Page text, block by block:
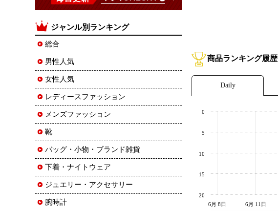
商品ランキング履歴
Daily
6月 8日 6月 11日
0
5
10
15
20
ジャンル別ランキング
総合
男性人気
女性人気
レディースファッション
メンズファッション
靴
バッグ・小物・ブランド雑貨
下着・ナイトウェア
ジュエリー・アクセサリー
腕時計